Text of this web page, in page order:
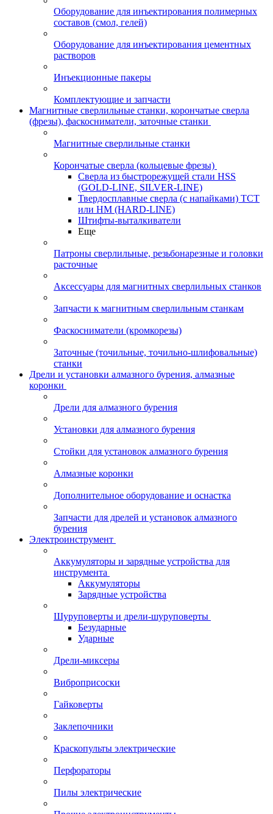
Оборудование для инъектирования полимерных
составов (смол, гелей)
Оборудование для инъектирования цементных
растворов
Инъекционные пакеры
Комплектующие и запчасти
Магнитные сверлильные станки, корончатые сверла
(фрезы), фаскосниматели, заточные станки
Магнитные сверлильные станки
Корончатые сверла (кольцевые фрезы)
Сверла из быстрорежущей стали HSS
(GOLD-LINE, SILVER-LINE)
Твердосплавные сверла (с напайками) ТСТ
или HM (HARD-LINE)
Штифты-выталкиватели
Еще
Патроны сверлильные, резьбонарезные и головки
расточные
Аксессуары для магнитных сверлильных станков
Запчасти к магнитным сверлильным станкам
Фаскосниматели (кромкорезы)
Заточные (точильные, точильно-шлифовальные)
станки
Дрели и установки алмазного бурения, алмазные
коронки
Дрели для алмазного бурения
Установки для алмазного бурения
Стойки для установок алмазного бурения
Алмазные коронки
Дополнительное оборудование и оснастка
Запчасти для дрелей и установок алмазного
бурения
Электроинструмент
Аккумуляторы и зарядные устройства для
инструмента
Аккумуляторы
Зарядные устройства
Шуруповерты и дрели-шуруповерты
Безударные
Ударные
Дрели-миксеры
Виброприсоски
Гайковерты
Заклепочники
Краскопульты электрические
Перфораторы
Пилы электрические